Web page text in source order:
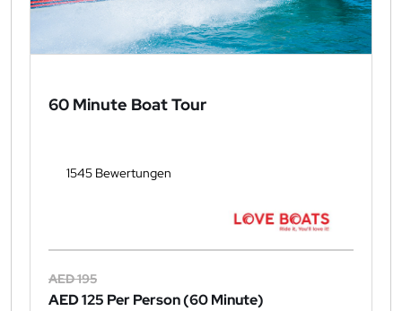
60 Minute Boat Tour
1545 Bewertungen
AED 195
AED 125 Per Person (60 Minute)